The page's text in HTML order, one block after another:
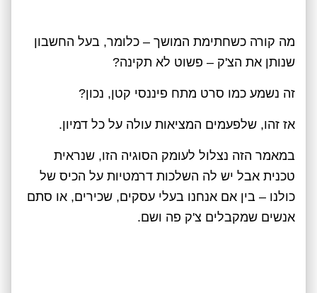
מה קורה כשחתימת המושך – כלומר, בעל החשבון
שנותן את הצ'ק – פשוט לא תקינה?
זה נשמע כמו סרט מתח פיננסי קטן, נכון?
אז זהו, שלפעמים המציאות עולה על כל דמיון.
במאמר הזה נצלול לעומק הסוגיה הזו, שנראית
טכנית אבל יש לה השלכות דרמטיות על הכיס של
כולנו – בין אם אנחנו בעלי עסקים, שכירים, או סתם
אנשים שמקבלים צ'ק פה ושם.